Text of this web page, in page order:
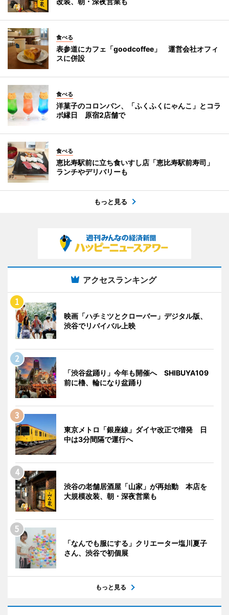
食べる
表参道にカフェ「goodcoffee」 運営会社オフィ
スに併設
食べる
洋菓子のコロンバン、「ふくふくにゃんこ」とコラ
ボ縁日 原宿2店舗で
食べる
恵比寿駅前に立ち食いすし店「恵比寿駅前寿司」
ランチやデリバリーも
もっと見る
アクセスランキング
映画「ハチミツとクローバー」デジタル版、
渋谷でリバイバル上映
「渋谷盆踊り」今年も開催へ SHIBUYA109
前に櫓、輪になり盆踊り
東京メトロ「銀座線」ダイヤ改正で増発 日
中は3分間隔で運行へ
渋谷の老舗居酒屋「山家」が再始動 本店を
大規模改装、朝・深夜営業も
「なんでも服にする」クリエーター塩川夏子
さん、渋谷で初個展
もっと見る